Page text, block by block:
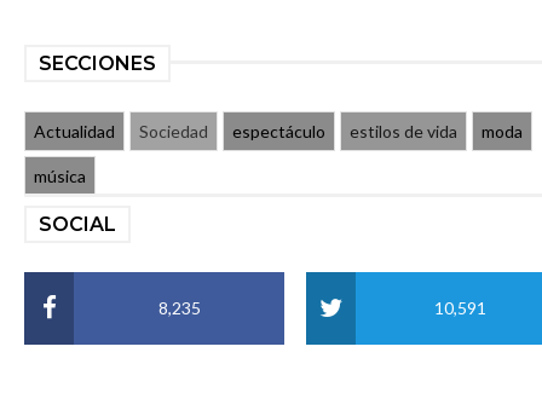
SECCIONES
Actualidad Sociedad espectáculo estilos de vida moda
música
SOCIAL
8,235 10,591